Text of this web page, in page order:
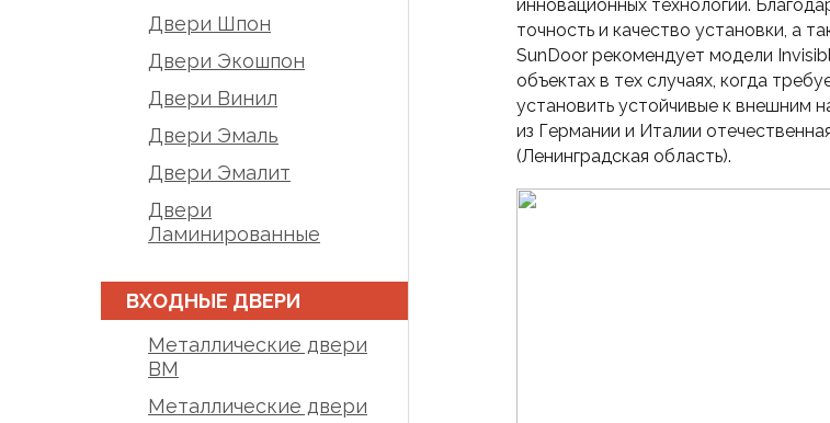
Двери Шпон
Двери Экошпон
Двери Винил
Двери Эмаль
Двери Эмалит
Двери
Ламинированные
ВХОДНЫЕ ДВЕРИ
Металлические двери
BM
Металлические двери
инновационных технологий.
точность и качество установки, а
SunDoor рекомендует модели
объектах в тех случаях, когда
установить устойчивые к внешним
из Германии и Италии
(Ленинградская область).